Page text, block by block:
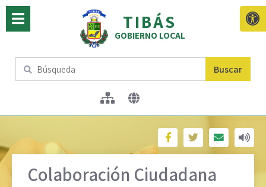
TIBÁS
GOBIERNO LOCAL
Buscar
Colaboración Ciudadana